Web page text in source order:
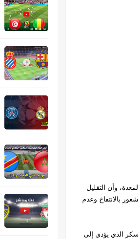
وأن التقليل
بالانتفاخ وعدم
الذي يؤدي إلى